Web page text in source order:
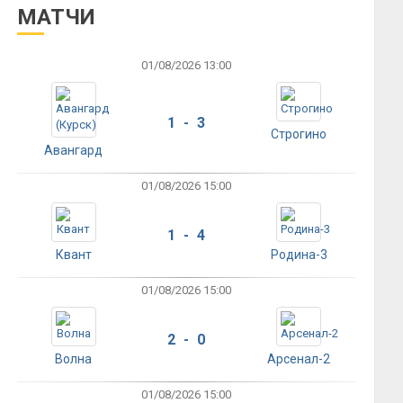
МАТЧИ
01/08/2026 13:00
Авангард
1 - 3
Строгино
01/08/2026 15:00
Квант
1 - 4
Родина-3
01/08/2026 15:00
Волна
2 - 0
Арсенал-2
01/08/2026 15:00